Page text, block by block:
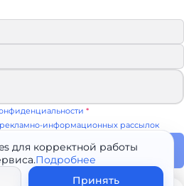
*
рекламно-информационных рассылок
доставку
для корректной работы
Подробнее
Принять